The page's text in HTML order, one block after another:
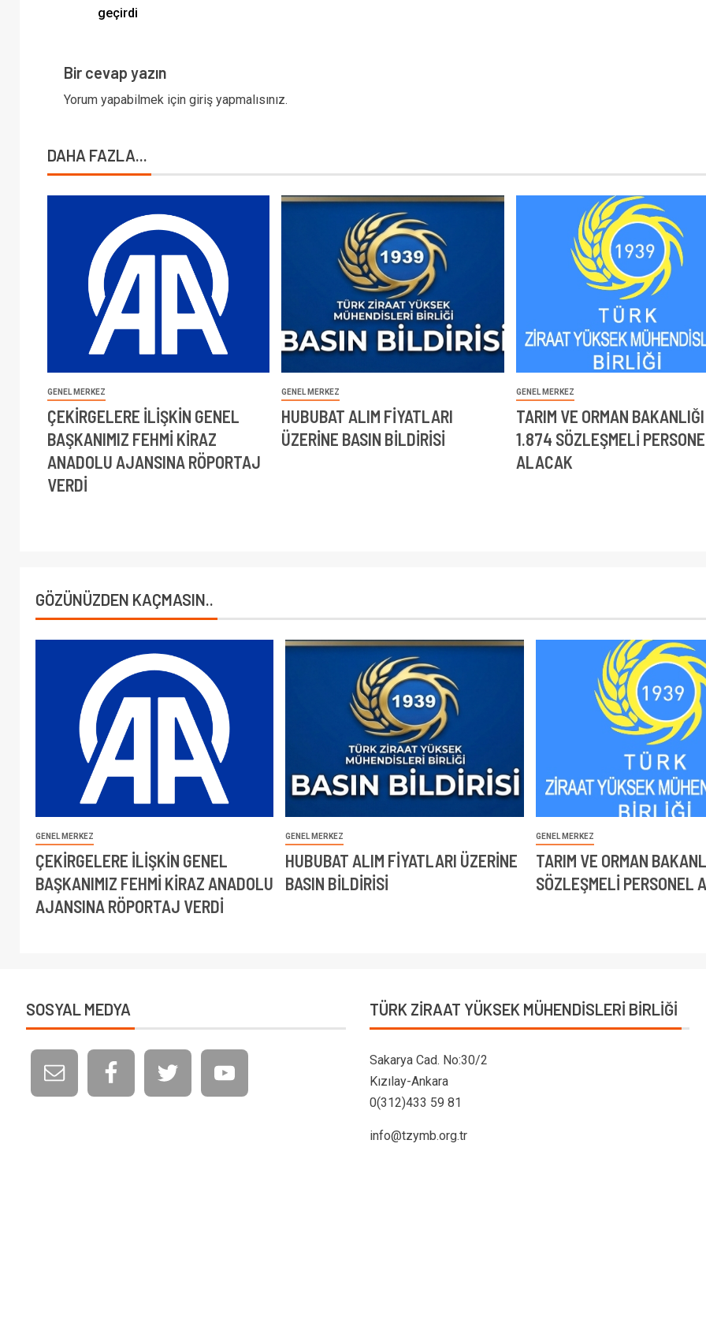
geçirdi
Bir cevap yazın
Yorum yapabilmek için giriş yapmalısınız.
DAHA FAZLA...
GENEL MERKEZ
ÇEKİRGELERE İLİŞKİN GENEL
BAŞKANIMIZ FEHMİ KİRAZ
ANADOLU AJANSINA RÖPORTAJ
VERDİ
GENEL MERKEZ
HUBUBAT ALIM FİYATLARI
ÜZERİNE BASIN BİLDİRİSİ
GENEL MERKEZ
TARIM VE ORMAN BAKANLIĞI
1.874 SÖZLEŞMELİ
ALACAK
GÖZÜNÜZDEN KAÇMASIN..
GENEL MERKEZ
ÇEKİRGELERE İLİŞKİN GENEL
BAŞKANIMIZ FEHMİ KİRAZ ANADOLU
AJANSINA RÖPORTAJ VERDİ
GENEL MERKEZ
HUBUBAT ALIM FİYATLARI ÜZERİNE
BASIN BİLDİRİSİ
GENEL MERKEZ
TARIM VE ORMAN
SÖZLEŞMELİ PERSONEL
SOSYAL MEDYA TÜRK ZIRAAT YÜKSEK MÜHENDISLERI BIRLIĞI
Sakarya Cad. No:30/2
Kızılay-Ankara
0(312)433 59 81
info@tzymb.org.tr